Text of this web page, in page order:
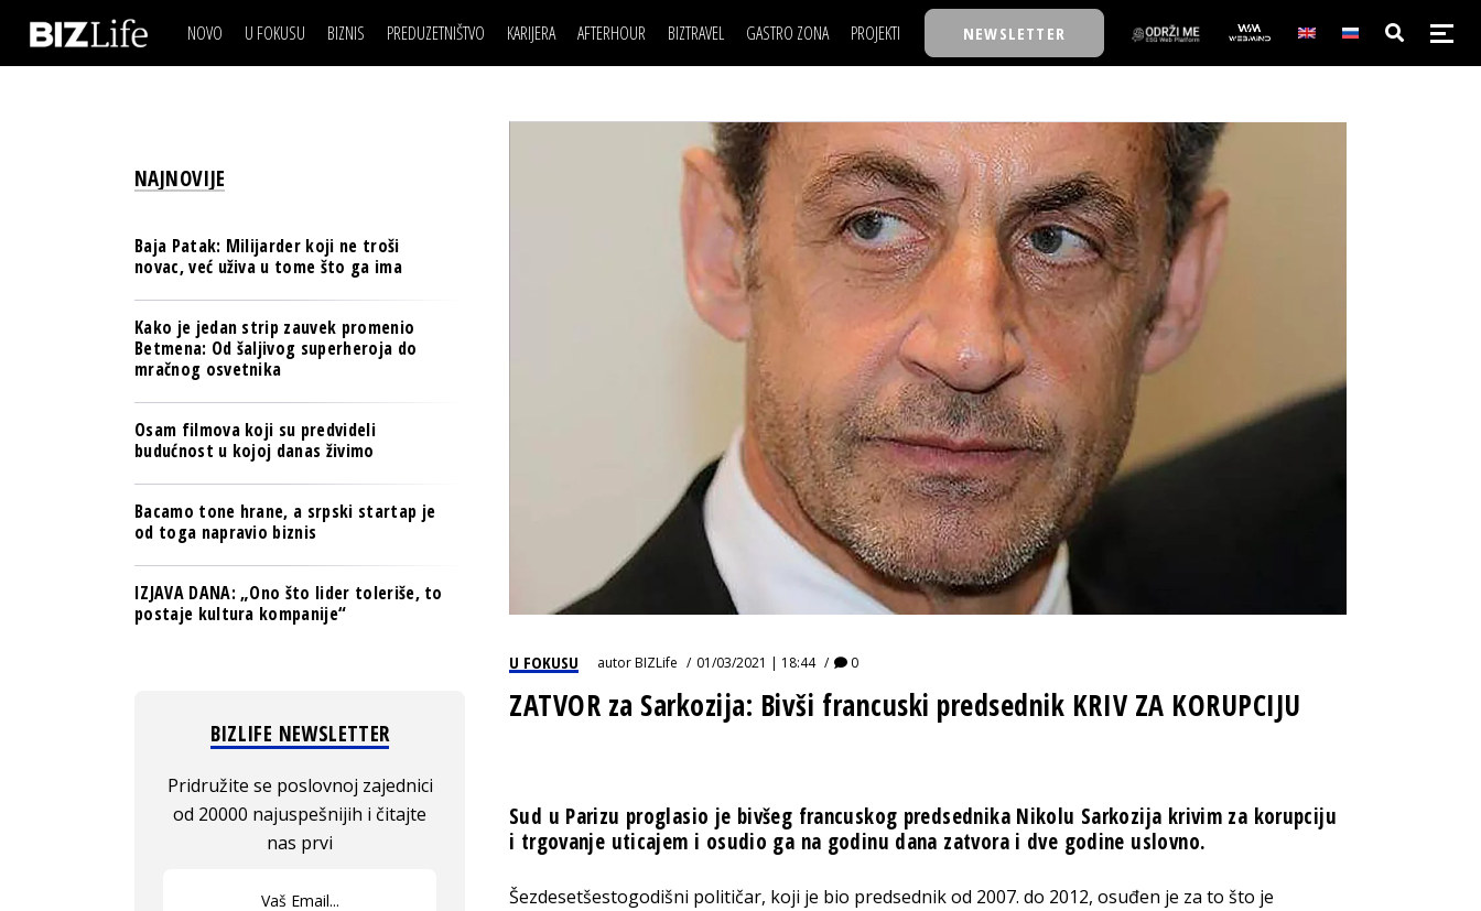
NOVO U FOKUSU BIZNIS
BANKE
OSIGURANJE
TECH I AI
PULS REGIONA
NOVO NA RAFU
PREDUZETNIŠTVO KARIJERA AFTERHOUR BIZTRAVEL GASTRO ZONA PROJEKTI
TASTY TALKS
30 ISPOD 30
BACK TO OFFICE/SCHOOL
BIZBENDOVI
BIZKOLEGIJUM
BMW BIZNIS LIGA
BIZLIFE WEEK
IZJAVA GODINE
NEWSLETTER
IZJAVA DANABIZNIS SCENA
BREND I KOMUNIKACIJE
OSIGURANJE
TECH I AI
PULS REGIONA
POSAO
MOJ UGAO
FILM I SCENA
AUTO SVET
NAJKOLEGA
30 ISPOD 30
BACK TO OFFICE/SCHOOL
BIZBENDOVI
BIZKOLEGIJUM
BMW BIZNIS LIGA
BIZLIFE WEEK
IZJAVA GODINE
U FOKUSU autorBIZLife 01/03/2021 | 18:44 0
ZATVOR za Sarkozija: Bivši francuski predsednik KRIV ZA KORUPCIJU
Sud u Parizu proglasio je bivšeg francuskog predsednika Nikolu Sarkozija krivim za korupciju
i trgovanje uticajem i osudio ga na godinu dana zatvora i dve godine uslovno.
Šezdesetšestogodišni političar, koji je bio predsednik od 2007. do 2012, osuđen je za to što je
NAJNOVIJE
Baja Patak: Milijarder koji ne troši
novac, već uživa u tome što ga ima
Kako je jedan strip zauvek promenio
Betmena: Od šaljivog superheroja do
mračnog osvetnika
Osam filmova koji su predvideli
budućnost u kojoj danas živimo
Bacamo tone hrane, a srpski startap je
od toga napravio biznis
IZJAVA DANA: „Ono što lider toleriše, to
postaje kultura kompanije“
BIZLIFE NEWSLETTER
Pridružite se poslovnoj zajednici
od 20000 najuspešnijih i čitajte
nas prvi